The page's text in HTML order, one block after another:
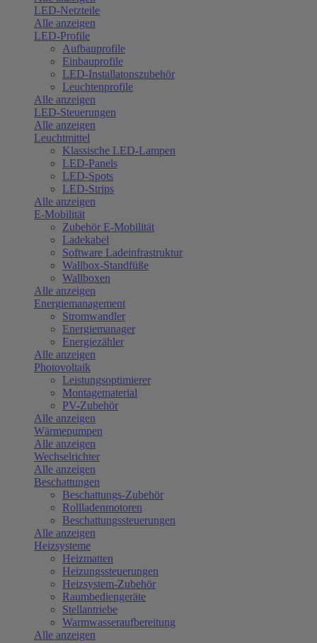
LED-Netzteile
Alle anzeigen
LED-Profile
Aufbauprofile
Einbauprofile
LED-Installatonszubehör
Leuchtenprofile
Alle anzeigen
LED-Steuerungen
Alle anzeigen
Leuchtmittel
Klassische LED-Lampen
LED-Panels
LED-Spots
LED-Strips
Alle anzeigen
E-Mobilität
Zubehör E-Mobilität
Ladekabel
Software Ladeinfrastruktur
Wallbox-Standfüße
Wallboxen
Alle anzeigen
Energiemanagement
Stromwandler
Energiemanager
Energiezähler
Alle anzeigen
Photovoltaik
Leistungsoptimierer
Montagematerial
PV-Zubehör
Alle anzeigen
Wärmepumpen
Alle anzeigen
Wechselrichter
Alle anzeigen
Beschattungen
Beschattungs-Zubehör
Rollladenmotoren
Beschattungssteuerungen
Alle anzeigen
Heizsysteme
Heizmatten
Heizungssteuerungen
Heizsystem-Zubehör
Raumbediengeräte
Stellantriebe
Warmwasseraufbereitung
Alle anzeigen